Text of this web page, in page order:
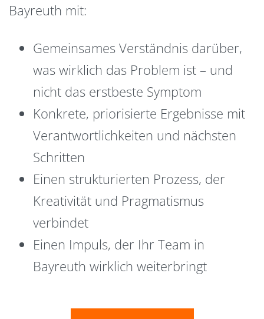
Bayreuth mit:
Gemeinsames Verständnis darüber,
was wirklich das Problem ist – und
nicht das erstbeste Symptom
Konkrete, priorisierte Ergebnisse mit
Verantwortlichkeiten und nächsten
Schritten
Einen strukturierten Prozess, der
Kreativität und Pragmatismus
verbindet
Einen Impuls, der Ihr Team in
Bayreuth wirklich weiterbringt